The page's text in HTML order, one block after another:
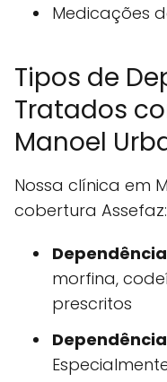
Medicações
Tipos de
Tratados
Manoel
Nossa clínica em
cobertura Assefaz:
morfina,
prescritos